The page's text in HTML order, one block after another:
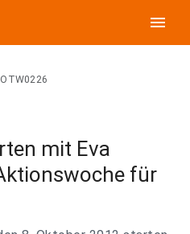
menu
mit Eva
für